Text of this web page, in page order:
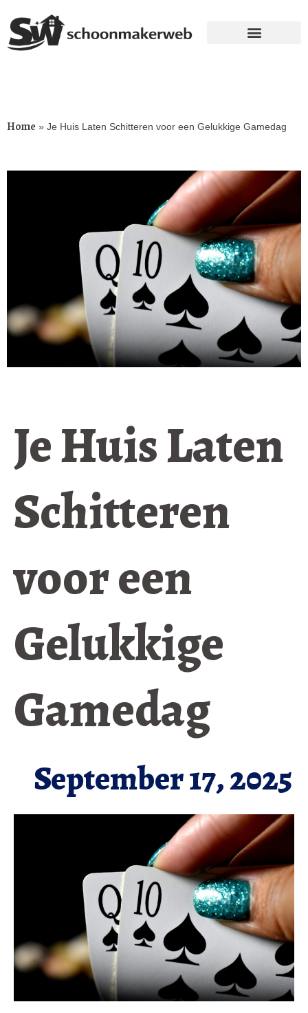
Home » Je Huis Laten Schitteren voor een Gelukkige Gamedag
Je Huis Laten
Schitteren
voor een
Gelukkige
Gamedag
September 17, 2025